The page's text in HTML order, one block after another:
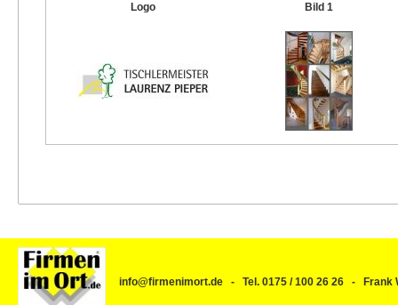
Logo Bild 1
info@firmenimort.de - Tel. 0175 / 100 26 26 -